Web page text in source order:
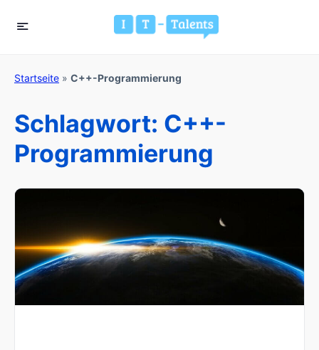
Startseite » C++-Programmierung
Schlagwort: C++-
Programmierung